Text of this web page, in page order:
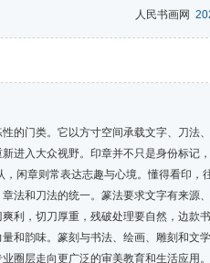
人民书画网
门类。它以方寸空间承载文字、刀法
进入大众视野。印章并不只是身份标
闲章则常表达志趣与心境。懂得看印，
和刀法的统一。篆法要求文字有来源
利，切刀厚重，残破处理要自然，边
和韵味。篆刻与书法、绘画、雕刻和文
层走向更广泛的审美教育和生活应用